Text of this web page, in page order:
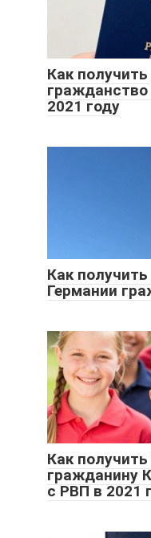
Как
2021 году
Как
Германии
Как
гражданину
с РВП в 2021